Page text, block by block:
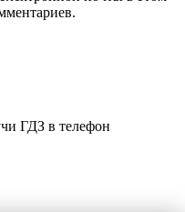
ГДЗ в телефон